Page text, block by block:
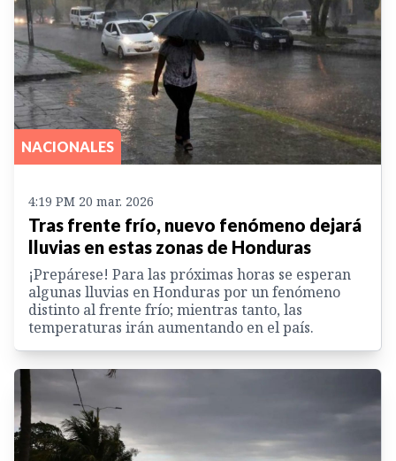
NACIONALES
4:19 PM 20 mar. 2026
Tras frente frío, nuevo fenómeno dejará
lluvias en estas zonas de Honduras
¡Prepárese! Para las próximas horas se esperan
algunas lluvias en Honduras por un fenómeno
distinto al frente frío; mientras tanto, las
temperaturas irán aumentando en el país.